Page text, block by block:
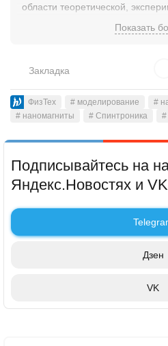
области теоретической,
смежных дисциплин.
Показать
Закладка
ФизТех # моделирование
#
# наномагниты
# Спинтроника #
Подписывайтесь на
Яндекс.Новостях и VK
Дзен
VK